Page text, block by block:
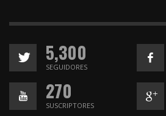
5,300
SEGUIDORES
270
SUSCRIPTORES